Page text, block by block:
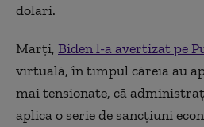
dolari.
Marți, Biden l-a avertizat pe
virtuală, în timpul căreia au
mai tensionate, că
aplica o serie de sancțiuni